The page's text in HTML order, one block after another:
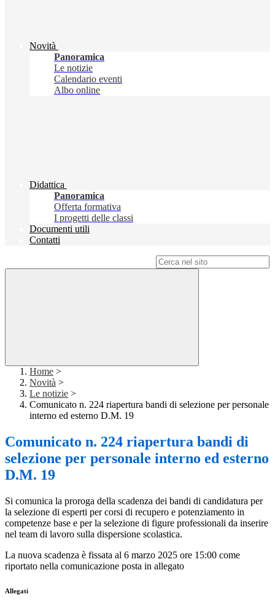
Novità
Panoramica
Le notizie
Calendario eventi
Albo online
Didattica
Panoramica
Offerta formativa
I progetti delle classi
Documenti utili
Contatti
Home >
Novità >
Le notizie >
Comunicato n. 224 riapertura bandi di selezione per personale
interno ed esterno D.M. 19
Comunicato n. 224 riapertura bandi di
selezione per personale interno ed esterno
D.M. 19
Si comunica la proroga della scadenza dei bandi di candidatura per
la selezione di esperti per corsi di recupero e potenziamento in
competenze base e per la selezione di figure professionali da inserire
nel team di lavoro sulla dispersione scolastica.
La nuova scadenza è fissata al 6 marzo 2025 ore 15:00 come
riportato nella comunicazione posta in allegato
Allegati